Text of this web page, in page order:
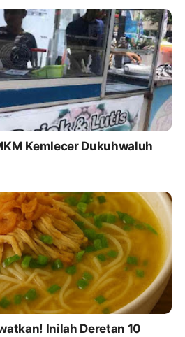
Kemlecer Dukuhwaluh
Inilah Deretan 10